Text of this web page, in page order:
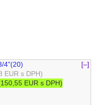
4"(20)
[–]
EUR s DPH)
EUR s DPH)